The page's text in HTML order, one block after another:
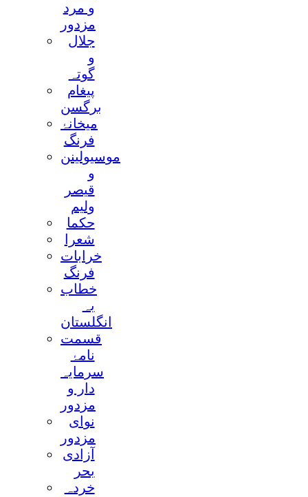
و مرد
مزدور
جلال
و
گوتہ
پیغام
برگسن
میخانۂ
فرنگ
موسیولینن
و
قیصر
ولیم
حکما
شعرا
خرابات
فرنگ
خطاب
بہ
انگلستان
قسمت
نامۂ
سرمایہ
دار و
مزدور
نوای
مزدور
آزادی
بحر
خردہ